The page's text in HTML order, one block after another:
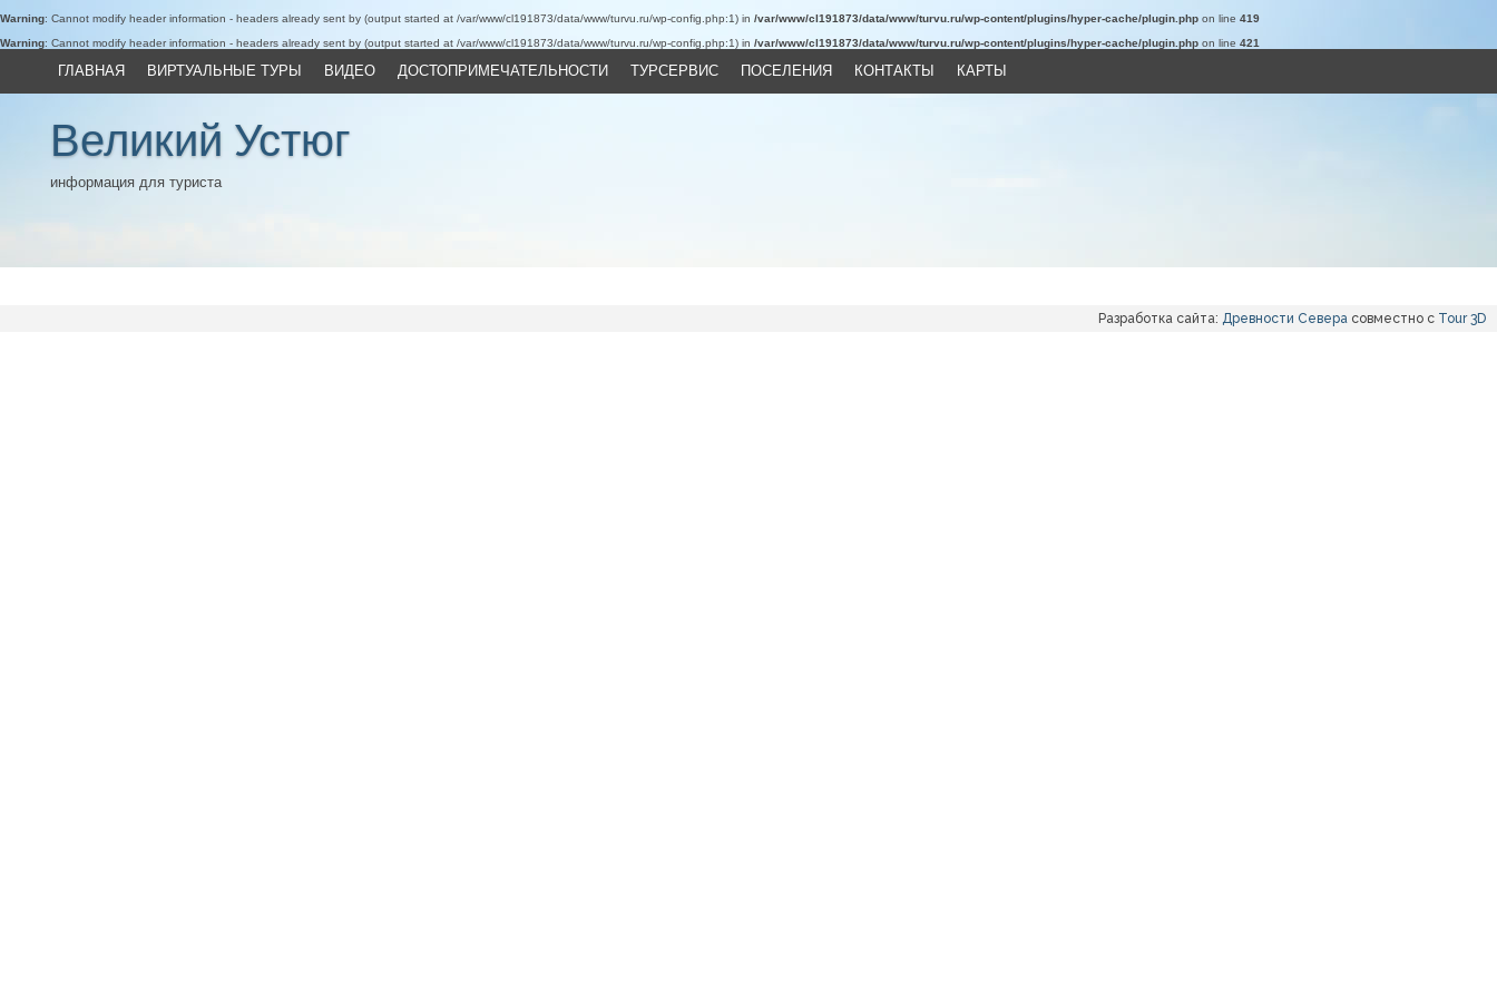
Warning: Cannot modify header information - headers already sent by (output started at /var/www/cl191873/data/www/turvu.ru/wp-config.php:1) in /var/www/cl191873/data/www/turvu.ru/wp-content/plugins/hyper-cache/plugin.php on line 419
Warning: Cannot modify header information - headers already sent by (output started at /var/www/cl191873/data/www/turvu.ru/wp-config.php:1) in /var/www/cl191873/data/www/turvu.ru/wp-content/plugins/hyper-cache/plugin.php on line 421
ГЛАВНАЯ ВИРТУАЛЬНЫЕ ТУРЫ ВИДЕО ДОСТОПРИМЕЧАТЕЛЬНОСТИ ТУРСЕРВИС ПОСЕЛЕНИЯ КОНТАКТЫ КАРТЫ
Великий Устюг
информация для туриста
Разработка сайта: Древности Севера совместно с Tour 3D